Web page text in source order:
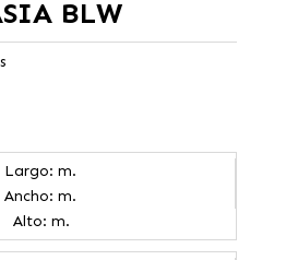
BLW
Largo: m.
Ancho: m.
Alto: m.